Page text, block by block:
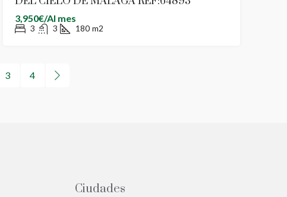
3,950€/Al mes
3 3 180 m2
3 4
Ciudades